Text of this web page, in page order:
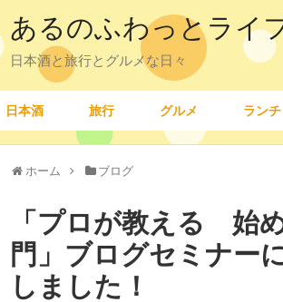
あるのふわっとライ
日本酒と旅行とグルメな日々
日本酒 旅行 グルメ ランチ
ホーム ブログ
「プロが教える 始
門」ブログセミナー
しました！